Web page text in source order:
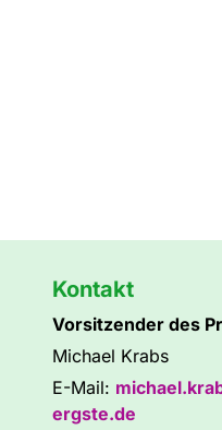
Kontakt
Vorsitzender des
Michael Krabs
E-Mail:
ergste.de